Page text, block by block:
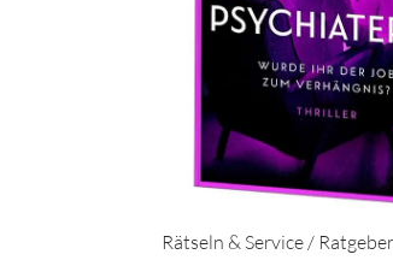
Rätseln & Service / Ratgeber